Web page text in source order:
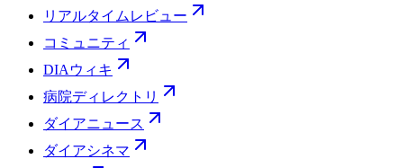
リアルタイムレビュー
コミュニティ
DIAウィキ
病院ディレクトリ
ダイアニュース
ダイアシネマ